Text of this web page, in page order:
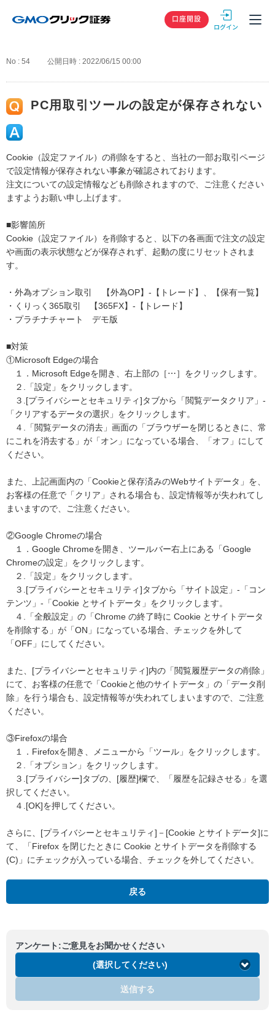
GMOクリック
口座開設
No : 54 公開日時 : 2022/06/15 00:00
PC用取引ツールの設定が保存されない
Cookie（設定ファイル）の削除をすると、当社の一部お取引ページ
で設定情報が保存されない事象が確認されております。
注文についての設定情報なども削除されますので、ご注意ください
ますようお願い申し上げます。
■影響箇所
Cookie（設定ファイル）を削除すると、以下の各画面で注文の設定
や画面の表示状態などが保存されず、起動の度にリセットされま
す。
・外為オプション取引 【外為OP】-【トレード】、【保有一覧】
・くりっく365取引 【365FX】-【トレード】
・プラチナチャート デモ版
■対策
①Microsoft Edgeの場合
１．Microsoft Edgeを開き、右上部の［⋯］をクリックします。
２.「設定」をクリックします。
３.[プライバシーとセキュリティ]タブから「閲覧データクリア」-
「クリアするデータの選択」をクリックします。
４.「閲覧データの消去」画面の「ブラウザーを閉じるときに、常
にこれを消去する」が「オン」になっている場合、「オフ」にして
ください。
また、上記画面内の「Cookieと保存済みのWebサイトデータ」を、
お客様の任意で「クリア」される場合も、設定情報等が失われてし
まいますので、ご注意ください。
②Google Chromeの場合
１．Google Chromeを開き、ツールバー右上にある「Google
Chromeの設定」をクリックします。
２.「設定」をクリックします。
３.[プライバシーとセキュリティ]タブから「サイト設定」-「コン
テンツ」-「Cookie とサイトデータ」をクリックします。
４.「全般設定」の「Chrome の終了時に Cookie とサイトデータ
を削除する」が「ON」になっている場合、チェックを外して
「OFF」にしてください。
また、[プライバシーとセキュリティ]内の「閲覧履歴データの削除」
にて、お客様の任意で「Cookieと他のサイトデータ」の「データ削
除」を行う場合も、設定情報等が失われてしまいますので、ご注意
ください。
③Firefoxの場合
１．Firefoxを開き、メニューから「ツール」をクリックします。
２.「オプション」をクリックします。
３.[プライバシー]タブの、[履歴]欄で、「履歴を記録させる」を選
択してください。
４.[OK]を押してください。
さらに、[プライバシーとセキュリティ]－[Cookie とサイトデータ]に
て、「Firefox を閉じたときに Cookie とサイトデータを削除する
(C)」にチェックが入っている場合、チェックを外してください。
戻る
アンケート:ご意見をお聞かせください
(選択してください)
送信する